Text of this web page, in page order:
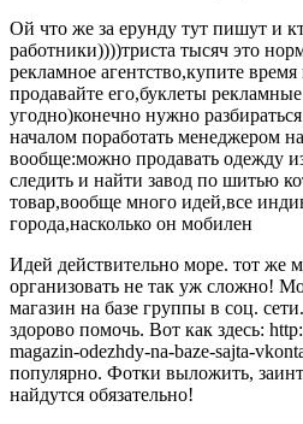
Ой что же за ерунду тут пишут и
работники))))триста тысяч это
рекламное агентство,купите
продавайте его,буклеты
угодно)конечно нужно
началом поработать менеджером
вообще:можно продавать одежду
следить и найти завод по шитью
товар,вообще много идей,все
города,насколько он мобилен
Идей действительно море. тот же
организовать не так уж сложно!
магазин на базе группы в соц.
здорово помочь. Вот как здесь:
magazin-odezhdy-na-baze-sajt​a-
популярно. Фотки выложить,
найдутся обязательно!